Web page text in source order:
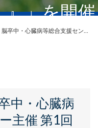
』」を開催
。
ー主催 第1回県民公開講座『やってみよう！心臓リハビリテーション！！』」を開催しました。
中・心臓病
主催 第1回